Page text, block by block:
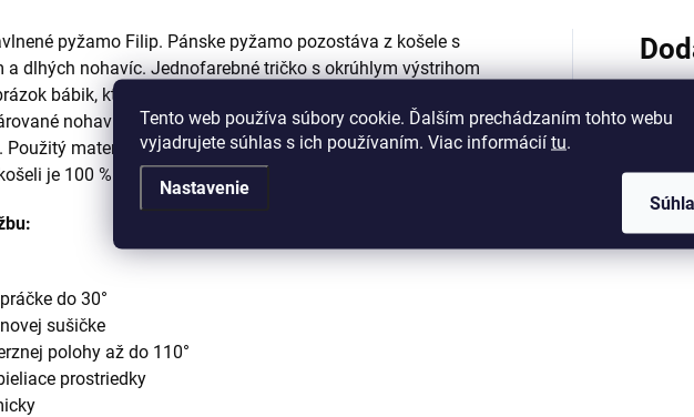
Tento web používa súbory cookie. Ďalším prechádzaním tohto webu
vyjadrujete súhlas s ich používaním. Viac informácií tu.
Nastavenie
pyžamo Filip. Pánske pyžamo pozostáva z košele s
a dlhých nohavíc. Jednofarebné tričkos okrúhlym výstrihom
bábik, ktoré sa s blížiacim sa víkendom nevedia dočkať
nohavice majú elastický pás a šnúrku na stiahnutie.
Použitý materiál je príjemný a pružný na dotyk. Podiel bavlny v
je 100 %.
do 30°
sušičke
polohy až do 110°
prostriedky
EAN: